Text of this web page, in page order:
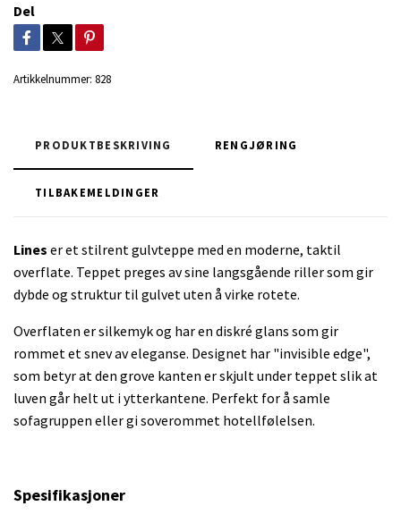
Del
Artikkelnummer: 828
PRODUKTBESKRIVING RENGJØRING
TILBAKEMELDINGER
Lines er et stilrent gulvteppe med en moderne, taktil
overflate. Teppet preges av sine langsgående riller som gir
dybde og struktur til gulvet uten å virke rotete.
Overflaten er silkemyk og har en diskré glans som gir
rommet et snev av eleganse. Designet har "invisible edge",
som betyr at den grove kanten er skjult under teppet slik at
luven går helt ut i ytterkantene. Perfekt for å samle
sofagruppen eller gi soverommet hotellfølelsen.
Spesifikasjoner